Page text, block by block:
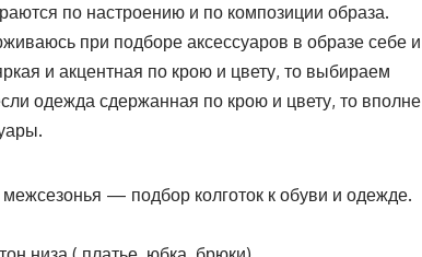
по настроению и по композиции образа.
при подборе аксессуаров в образе себе и
и акцентная по крою и цвету, то выбираем
одежда сдержанная по крою и цвету, то вполне
— подбор колготок к обуви и одежде.